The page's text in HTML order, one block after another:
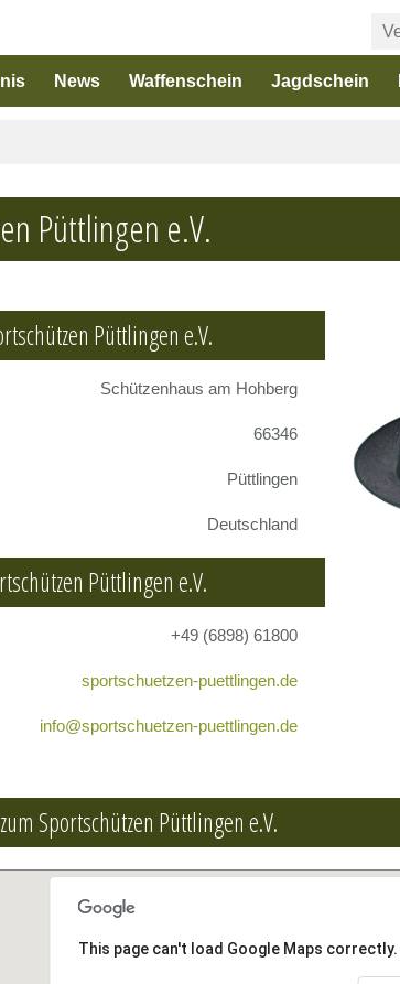
News Waffenschein Jagdschein
Püttlingen e.V.
Püttlingen e.V.
Schützenhaus am Hohberg
66346
Püttlingen
Deutschland
Püttlingen e.V.
+49 (6898) 61800
sportschuetzen-puettlingen.de
info@sportschuetzen-puettlingen.de
Sportschützen Püttlingen e.V.
This page can't load Google Maps correctly.